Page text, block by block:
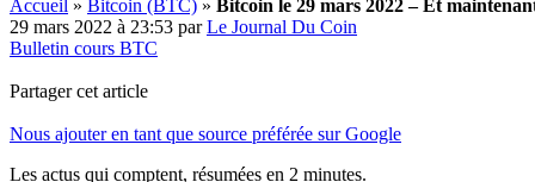
Accueil » Bitcoin (BTC) » Bitcoin le 29 mars 2022 – Et
29 mars 2022 à 23:53 parLe Journal Du Coin
Bulletin cours BTC
Partager cet article
Nous ajouter en tant que source préférée sur Google
Les actus qui comptent, résumées en 2 minutes.